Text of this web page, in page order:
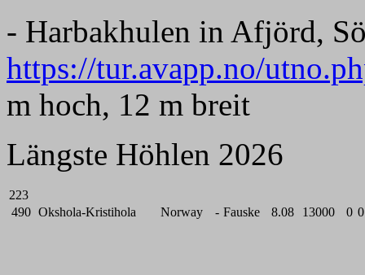
- Harbakhulen in Afjörd,
https://tur.avapp.no/
m hoch, 12 m breit
Längste Höhlen 2026
223
490 Okshola-Kristihola Norway - Fauske 8.08 13000 0 0